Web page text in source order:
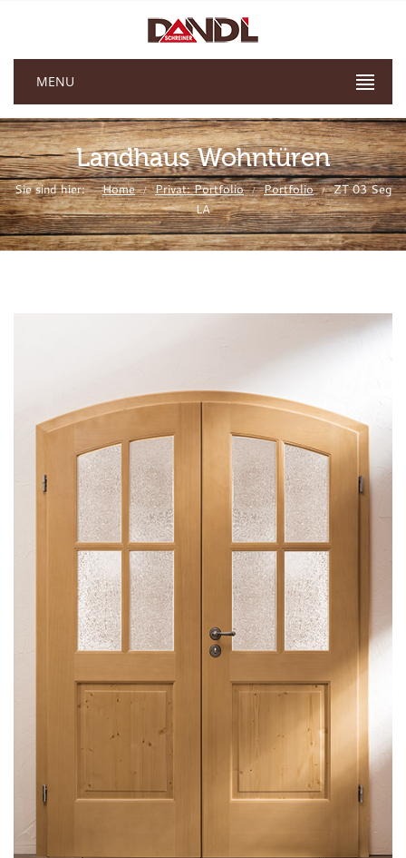
MENU
Landhaus Wohntüren
Sie sind hier: Home / Privat: Portfolio / Portfolio /
ZT 03 Seg
LA